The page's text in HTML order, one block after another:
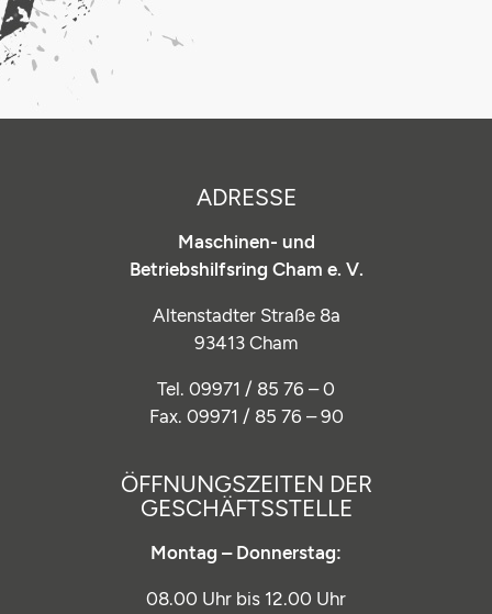
ADRESSE
Maschinen- und
Betriebshilfsring Cham e. V.
Altenstadter Straße 8a
93413 Cham
Tel. 09971 / 85 76 – 0
Fax. 09971 / 85 76 – 90
ÖFFNUNGSZEITEN DER
GESCHÄFTSSTELLE
Montag – Donnerstag:
08.00 Uhr bis 12.00 Uhr